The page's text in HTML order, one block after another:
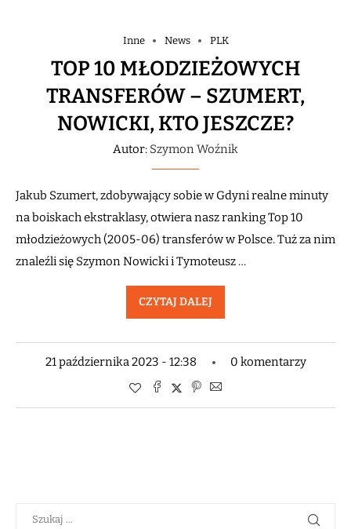
Inne News PLK
TOP 10 MŁODZIEŻOWYCH
TRANSFERÓW – SZUMERT,
NOWICKI, KTO JESZCZE?
Autor: Szymon Woźnik
Jakub Szumert, zdobywający sobie w Gdyni realne minuty
na boiskach ekstraklasy, otwiera nasz ranking Top 10
młodzieżowych (2005-06) transferów w Polsce. Tuż za nim
znaleźli się Szymon Nowicki i Tymoteusz …
CZYTAJ DALEJ
21 października 2023 - 12:38 0 komentarzy